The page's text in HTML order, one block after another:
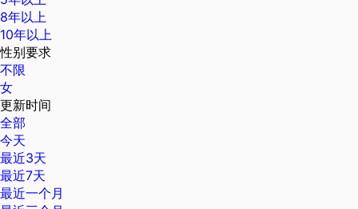
8年以上
10年以上
性别要求
不限
女
更新时间
全部
今天
最近3天
最近7天
最近一个月